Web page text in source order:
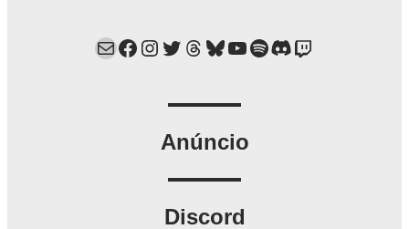
Mail Facebook Instagram Twitter Threads Bluesky YouTube Spotify Discord Twitch
Anúncio
Discord